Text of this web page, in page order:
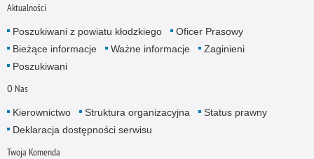
Aktualności
Poszukiwani z powiatu kłodzkiego
Oficer Prasowy
Bieżące informacje
Ważne informacje
Zaginieni
Poszukiwani
O Nas
Kierownictwo Struktura organizacyjna
Status prawny
Deklaracja dostępności serwisu
Twoja Komenda